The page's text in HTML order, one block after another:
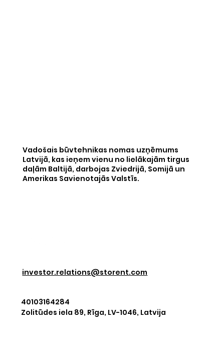
Vadošais būvtehnikas nomas uzņēmums
Latvijā, kas ieņem vienu no lielākajām tirgus
daļām Baltijā, darbojas Zviedrijā, Somijā un
Amerikas Savienotajās Valstīs.
40103164284
Zolitūdes iela 89, Rīga, LV-1046, Latvija
investor.relations@storent.com